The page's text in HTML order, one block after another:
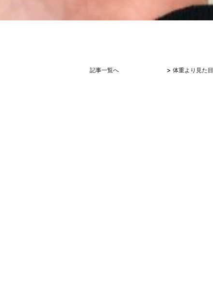
記事一覧へ > 体重より見た目